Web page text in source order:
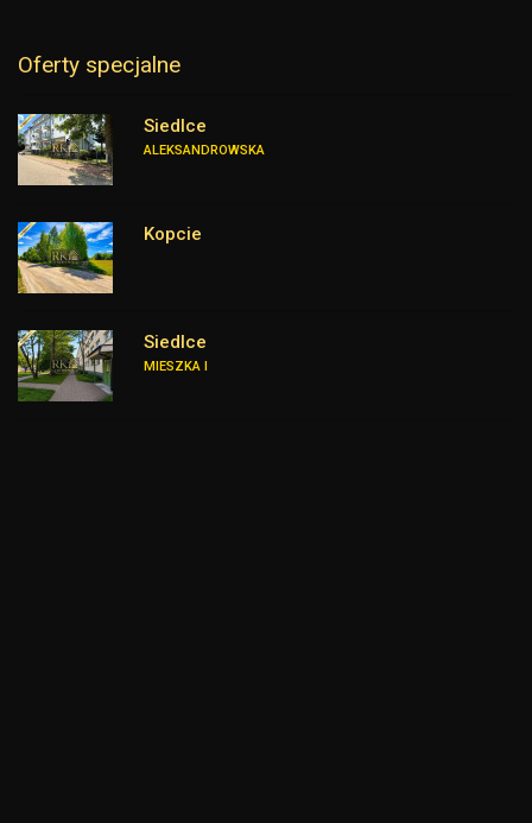
Oferty specjalne
Siedlce
ALEKSANDROWSKA
Kopcie
Siedlce
MIESZKA I